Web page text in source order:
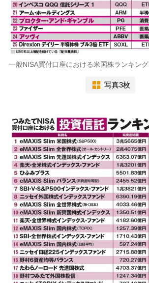
一般NISA買付口座における米国株ランキング
写真3枚